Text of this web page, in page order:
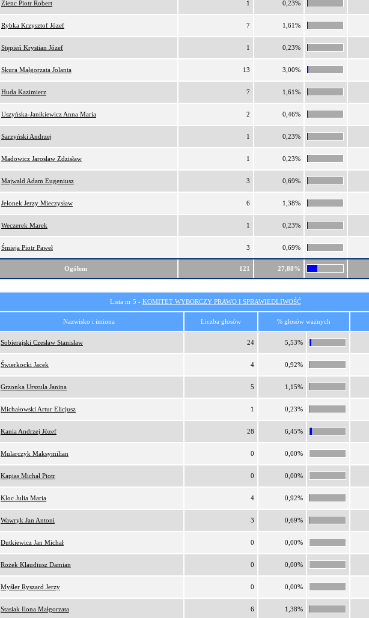
Zienc Piotr Robert 1 0,23%
Rybka Krzysztof Józef 7 1,61%
Stępień Krystian Józef 1 0,23%
Skura Małgorzata Jolanta 13 3,00%
Huda Kazimierz 7 1,61%
Uszyńska-Janikiewicz Anna Maria 2 0,46%
Sarzyński Andrzej 1 0,23%
Madowicz Jarosław Zdzisław 1 0,23%
Majwald Adam Eugeniusz 3 0,69%
Jelonek Jerzy Mieczysław 6 1,38%
Weczerek Marek 1 0,23%
Śmieja Piotr Paweł 3 0,69%
Ogółem 121 27,88%
Lista nr 5 - KOMITET WYBORCZY PRAWO I SPRAWIEDLIWOŚĆ
Nazwisko i imiona Liczba głosów % głosów ważnych
Sobierajski Czesław Stanisław 24 5,53%
Świerkocki Jacek 4 0,92%
Grzonka Urszula Janina 5 1,15%
Michałowski Artur Elicjusz 1 0,23%
Kania Andrzej Józef 28 6,45%
Mularczyk Maksymilian 0 0,00%
Kapias Michał Piotr 0 0,00%
Kloc Julia Maria 4 0,92%
Wawryk Jan Antoni 3 0,69%
Dutkiewicz Jan Michał 0 0,00%
Rożek Klaudiusz Damian 0 0,00%
Myśler Ryszard Jerzy 0 0,00%
Stasiak Ilona Małgorzata 6 1,38%